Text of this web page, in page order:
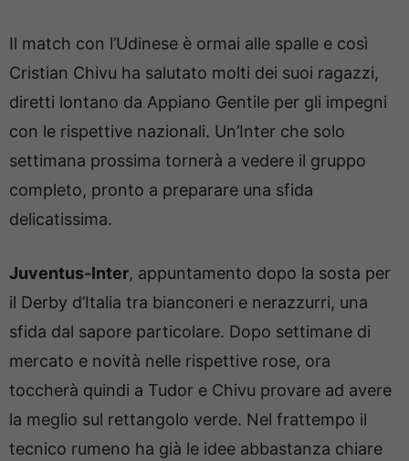
Il match con l’Udinese è ormai alle spalle e così
Cristian Chivu ha salutato molti dei suoi ragazzi,
diretti lontano da Appiano Gentile per gli impegni
con le rispettive nazionali. Un’Inter che solo
settimana prossima tornerà a vedere il gruppo
completo, pronto a preparare una sfida
delicatissima.
Juventus-Inter, appuntamento dopo la sosta per
il Derby d’Italia tra bianconeri e nerazzurri, una
sfida dal sapore particolare. Dopo settimane di
mercato e novità nelle rispettive rose, ora
toccherà quindi a Tudor e Chivu provare ad avere
la meglio sul rettangolo verde. Nel frattempo il
tecnico rumeno ha già le idee abbastanza chiare